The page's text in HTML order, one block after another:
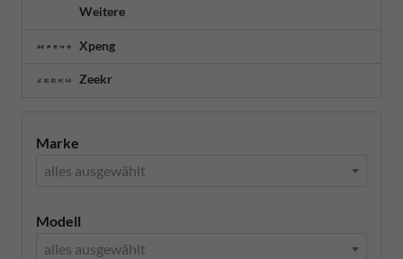
Weitere
Xpeng
Zeekr
Marke
alles ausgewählt
Modell
alles ausgewählt